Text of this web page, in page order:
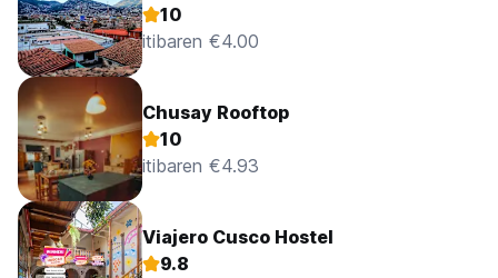
10
itibaren €4.00
Chusay Rooftop
10
itibaren €4.93
Viajero Cusco Hostel
9.8